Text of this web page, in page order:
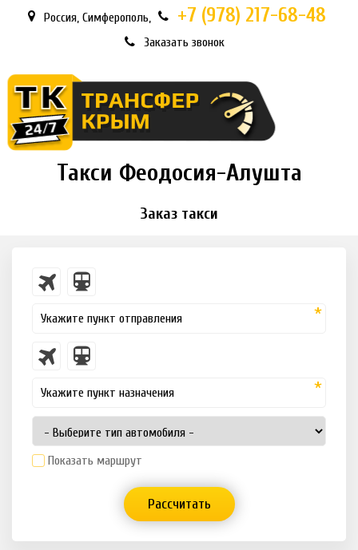
Россия, Симферополь, +7 (978) 217-68-48
Заказать звонок
Такси Феодосия-Алушта
Заказ такси
Показать маршрут
Рассчитать